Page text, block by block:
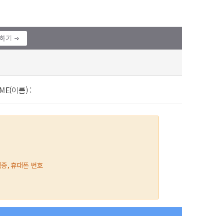
기
이름) :
, 휴대폰 번호